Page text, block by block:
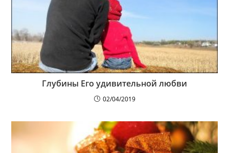
Глубины Его удивительной любви
02/04/2019